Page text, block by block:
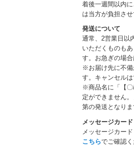
着後一週間以内
は当方が負担さ
発送について
通常、2営業日以
いただくものも
す。お急ぎの場
※お届け先に不備
す。キャンセル
※商品名に「【〇
定ができません
第の発送となり
メッセージカー
メッセージカー
こちらでご確認く